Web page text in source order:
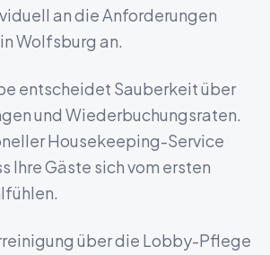
an die Anforderungen
Wolfsburg an.
entscheidet Sauberkeit über
und Wiederbuchungsraten.
Housekeeping-Service
Ihre Gäste sich vom ersten
über die Lobby-Pflege